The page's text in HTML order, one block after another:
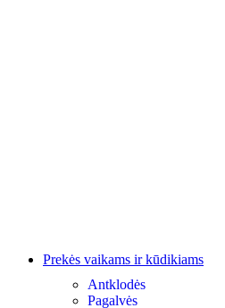
Prekės vaikams ir kūdikiams
Antklodės
Pagalvės